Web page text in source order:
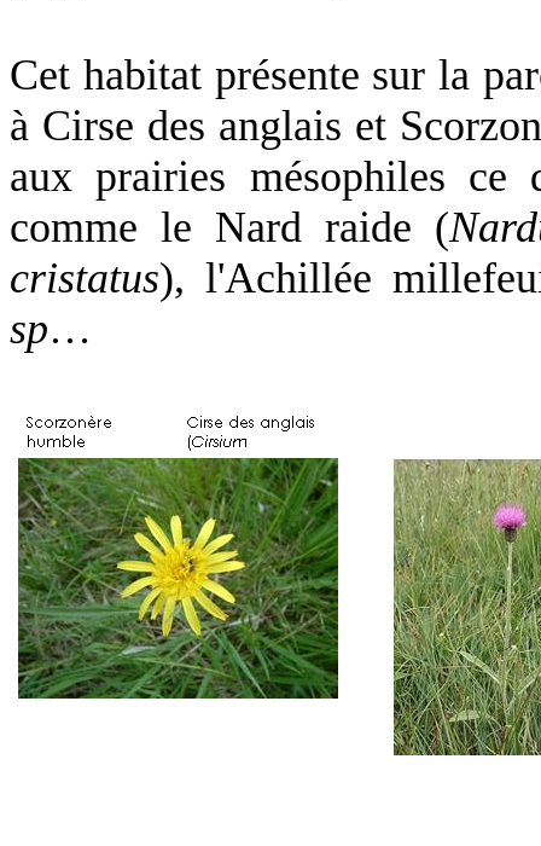
Cet habitat présente sur la
à Cirse des anglais et
aux prairies mésophiles ce
comme le Nard raide (
cristatus), l'Achillée
sp…